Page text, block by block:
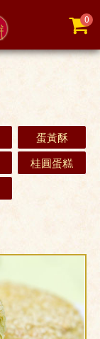
0
蛋黃酥
桂圓蛋糕